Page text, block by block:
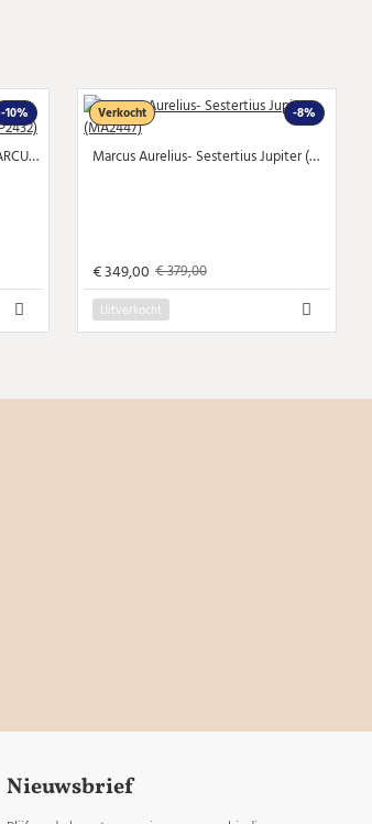
-10%
Antoninus Pius - denrius met MARCUS AURELIUS niet in RIC! (AP2432)
-8%
Verkocht
Marcus Aurelius- Sestertius Jupiter (MA2447)
€ 349,00 € 379,00
Uitverkocht
Nieuwsbrief